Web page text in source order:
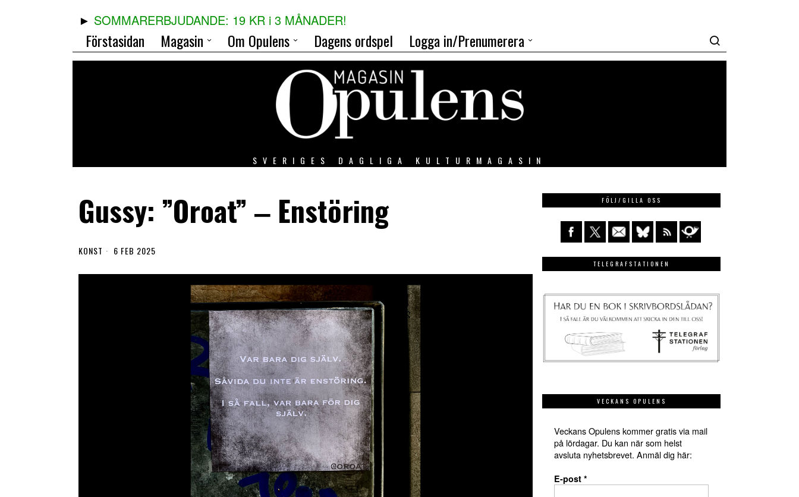
SOMMARERBJUDANDE: 19 KR i 3 MÅNADER!
Förstasidan Magasin Om Opulens Dagens ordspel Logga in/Prenumerera
SVERIGES DAGLIGA KULTURMAGASIN
Gussy: ”Oroat” ‒ Enstöring
KONST 6 FEB 2025
FÖLJ/GILLA OSS
TELEGRAFSTATIONEN
VECKANS OPULENS
Veckans Opulens kommer gratis via mail
på lördagar. Du kan när som helst
avsluta nyhetsbrevet. Anmäl dig här:
E-post *